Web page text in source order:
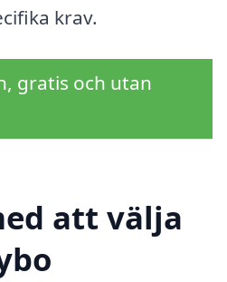
krav.
gratis och utan
att välja